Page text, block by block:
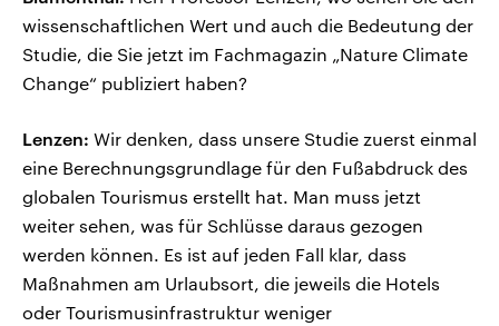
wissenschaftlichen Wert und auch die Bedeutung der
Studie, die Sie jetzt im Fachmagazin „Nature Climate
Change“ publiziert haben?
Lenzen: Wir denken, dass unsere Studie zuerst einmal
eine Berechnungsgrundlage für den Fußabdruck des
globalen Tourismus erstellt hat. Man muss jetzt
weiter sehen, was für Schlüsse daraus gezogen
werden können. Es ist auf jeden Fall klar, dass
Maßnahmen am Urlaubsort, die jeweils die Hotels
oder Tourismusinfrastruktur weniger